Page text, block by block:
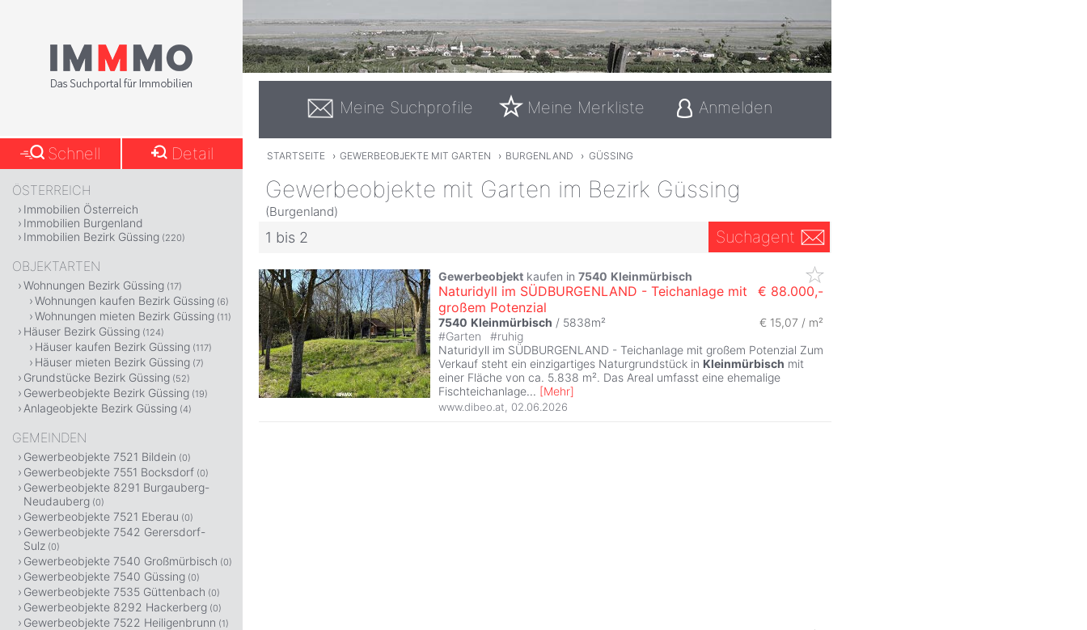
Meine Suchprofile Meine Merkliste Anmelden
STARTSEITE › GEWERBEOBJEKTE MIT GARTEN › BURGENLAND › GÜSSING
Gewerbeobjekte mit Garten im Bezirk Güssing
(Burgenland)
1 bis 2 Suchagent
Gewerbeobjekt kaufen in 7540 Kleinmürbisch
Naturidyll im SÜDBURGENLAND - Teichanlage mit
großem Potenzial
€ 88.000,-
7540 Kleinmürbisch / 5838m²
€ 15,07 / m²
#Garten #ruhig
Naturidyll im SÜDBURGENLAND - Teichanlage mit großem Potenzial Zum
Verkauf steht ein einzigartiges Naturgrundstück in Kleinmürbisch mit
einer Fläche von ca. 5.838 m². Das Areal umfasst eine ehemalige
Fischteichanlage... [Mehr]
www.dibeo.at 02.06.2026
Schnell Detail
ÖSTERREICH
Immobilien Österreich
Immobilien Burgenland
Immobilien Bezirk Güssing (220)
OBJEKTARTEN
Wohnungen Bezirk Güssing (17)
Wohnungen kaufen Bezirk Güssing (6)
Wohnungen mieten Bezirk Güssing (11)
Häuser Bezirk Güssing (124)
Häuser kaufen Bezirk Güssing (117)
Häuser mieten Bezirk Güssing (7)
Grundstücke Bezirk Güssing (52)
Gewerbeobjekte Bezirk Güssing (19)
Anlageobjekte Bezirk Güssing (4)
GEMEINDEN
Gewerbeobjekte 7521 Bildein (0)
Gewerbeobjekte 7551 Bocksdorf (0)
Gewerbeobjekte 8291 Burgauberg-
Neudauberg (0)
Gewerbeobjekte 7521 Eberau (0)
Gewerbeobjekte 7542 Gerersdorf-
Sulz (0)
Gewerbeobjekte 7540 Großmürbisch (0)
Gewerbeobjekte 7540 Güssing (0)
Gewerbeobjekte 7535 Güttenbach (0)
Gewerbeobjekte 8292 Hackerberg (0)
Gewerbeobjekte 7522 Heiligenbrunn (1)